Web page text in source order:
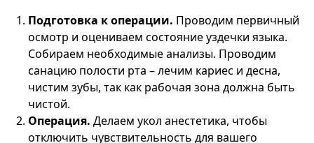
Подготовка к операции. Проводим первичный
осмотр и оцениваем состояние уздечки языка.
Собираем необходимые анализы. Проводим
санацию полости рта – лечим кариес и десна,
чистим зубы, так как рабочая зона должна быть
чистой.
Операция. Делаем укол анестетика, чтобы
отключить чувствительность для вашего